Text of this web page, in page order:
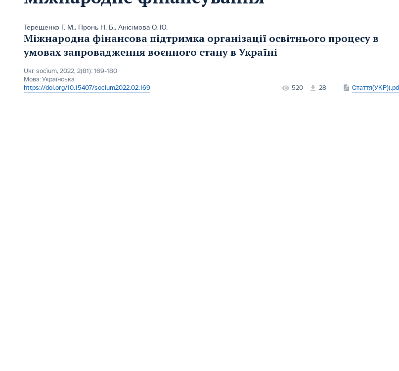
Терещенко Г. М., Пронь Н. Б., Анісімова О. Ю.
Міжнародна фінансова підтримка організації освітнього процесу в
умовах запровадження воєнного стану в Україні
Ukr. socìum, 2022, 2(81): 169-180
Мова:Українська
https://doi.org/10.15407/socium2022.02.169
520 28